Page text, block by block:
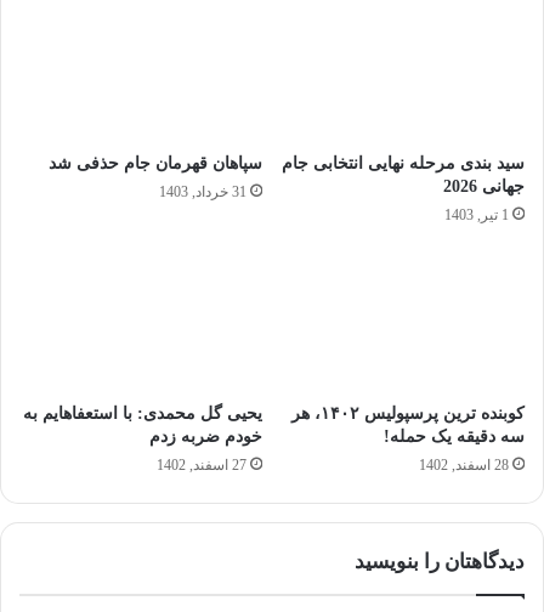
سید بندی مرحله نهایی انتخابی جام
جهانی 2026
1 تیر, 1403
سپاهان قهرمان جام حذفی شد
31 خرداد, 1403
کوبنده ترین پرسپولیس ۱۴۰۲، هر
سه دقیقه یک حمله!
28 اسفند, 1402
یحیی گل محمدی: با استعفاهایم به
خودم ضربه زدم
27 اسفند, 1402
دیدگاهتان را بنویسید